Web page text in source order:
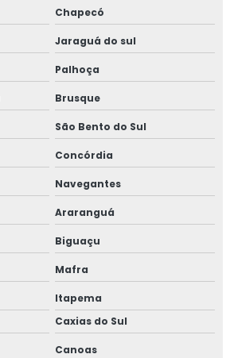
Chapecó
Jaraguá do sul
Palhoça
Brusque
São Bento do Sul
Concórdia
Navegantes
Araranguá
Biguaçu
Mafra
Itapema
Caxias do Sul
Canoas